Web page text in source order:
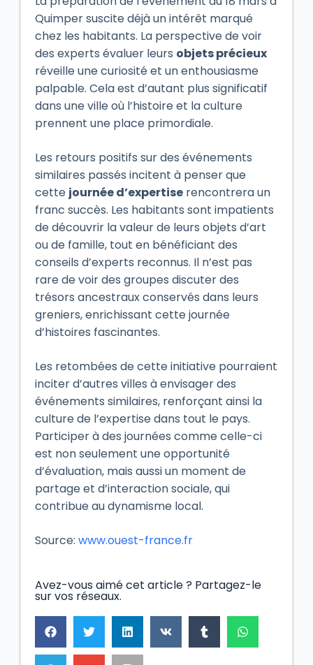
Quimper suscite déjà un intérêt marqué
chez les habitants. La perspective de voir
des experts évaluer leurs objets précieux
réveille une curiosité et un enthousiasme
palpable. Cela est d’autant plus significatif
dans une ville où l’histoire et la culture
prennent une place primordiale.
Les retours positifs sur des événements
similaires passés incitent à penser que
cette journée d’expertiserencontrera un
franc succès. Les habitants sont impatients
de découvrir la valeur de leurs objets d’art
ou de famille, tout en bénéficiant des
conseils d’experts reconnus. Il n’est pas
rare de voir des groupes discuter des
trésors ancestraux conservés dans leurs
greniers, enrichissant cette journée
d’histoires fascinantes.
Les retombées de cette initiative pourraient
inciter d’autres villes à envisager des
événements similaires, renforçant ainsi la
culture de l’expertise dans tout le pays.
Participer à des journées comme celle-ci
est non seulement une opportunité
d’évaluation, mais aussi un moment de
partage et d’interaction sociale, qui
contribue au dynamisme local.
Source: www.ouest-france.fr
Avez-vous aimé cet article ? Partagez-le
sur vos réseaux.